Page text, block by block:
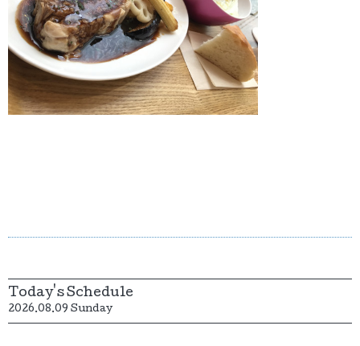
Today's Schedule
2026.08.09 Sunday